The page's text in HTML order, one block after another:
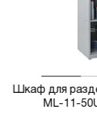
Шкаф для
ML-11-